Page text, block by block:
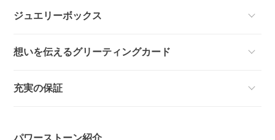
ジュエリーボックス
想いを伝えるグリーティングカード
充実の保証